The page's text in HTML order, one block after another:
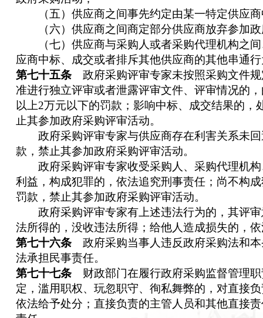
（五）供应商之间事先约定由某一特定供应商
（六）供应商之间商定部分供应商放弃参加政
（七）供应商与采购人或者采购代理机构之间
应商中标、成交或者排斥其他供应商的其他串通
第七十五条政府采购评审专家未按照采购文件规
准进行独立评审或者泄露评审文件、评审情况的
以上2万元以下的罚款；影响中标、成交结果的，
止其参加政府采购评审活动。
政府采购评审专家与供应商存在利害关系未回
款，禁止其参加政府采购评审活动。
政府采购评审专家收受采购人、采购代理机构
利益，构成犯罪的，依法追究刑事责任；尚不构
罚款，禁止其参加政府采购评审活动。
政府采购评审专家有上述违法行为的，其评审
法所得的，没收违法所得；给他人造成损失的，
第七十六条政府采购当事人违反政府采购法和本
法承担民事责任。
第七十七条财政部门在履行政府采购监督管理职
定，滥用职权、玩忽职守、徇私舞弊的，对直接
依法给予处分；直接负责的主管人员和其他直接